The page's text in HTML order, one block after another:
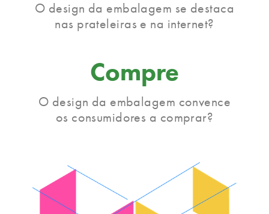
O design da embalagem se destaca
nas prateleiras e na internet?
Compre
O design da embalagem convence
os consumidores a comprar?